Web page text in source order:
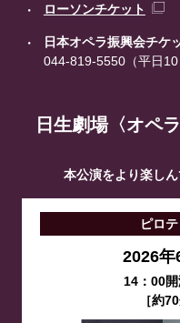
ローソンチケット
日本オペラ振興会チケ
044-819-5550（平日10
日生劇場〈オペ
本公演をより楽しん
ピロ
2026年
14：00開
［約